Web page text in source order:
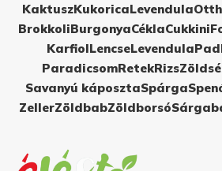
KaktuszKukoricaLevendula
BrokkoliBurgonyaCéklaCukkini
KarfiolLencseLevendula
ParadicsomRetekRizs
Savanyú káposztaSpárga
ZellerZöldbabZöldborsó